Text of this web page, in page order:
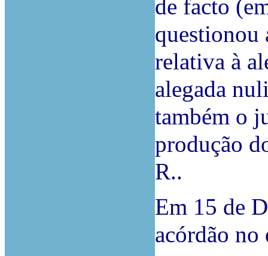
de facto
questionou
relativa à
alegada
também o
produção
R..
Em 15 de
acórdão